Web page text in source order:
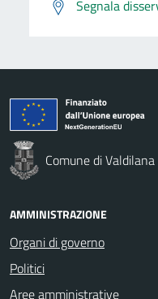
Segnala
Comune di Valdilana
AMMINISTRAZIONE
Organi di governo
Politici
Aree amministrative